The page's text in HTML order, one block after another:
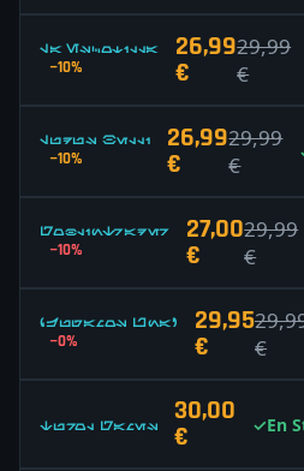
La Escotilla
−10%
26,99
€
29,99
€
Ludus Belli
−10%
26,99
€
29,99
€
GoblinTrader
−10%
27,00
€
29,99
€
¿Jugamos Una?
−0%
29,95
€
€
Turol Games 30,00
€ ✓En